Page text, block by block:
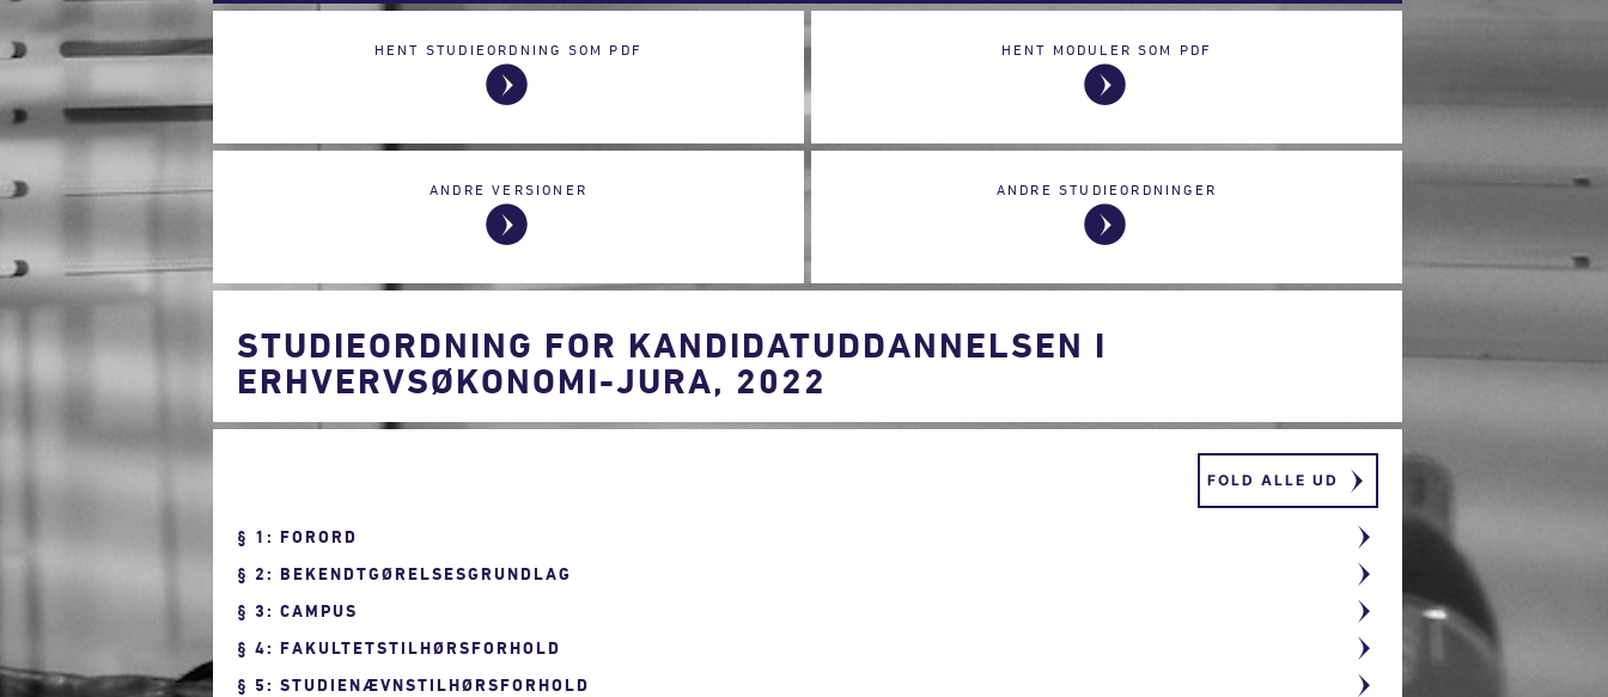
HENT STUDIEORDNING SOM PDF HENT MODULER SOM PDF
ANDRE VERSIONER ANDRE STUDIEORDNINGER
STUDIEORDNING FOR KANDIDATUDDANNELSEN I
ERHVERVSØKONOMI-JURA, 2022
FOLD ALLE UD
1: FORORD
2: BEKENDTGØRELSESGRUNDLAG
3: CAMPUS
4: FAKULTETSTILHØRSFORHOLD
5: STUDIENÆVNSTILHØRSFORHOLD